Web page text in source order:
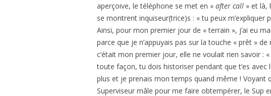
aperçoive, le téléphone se met en « after call » et là,
se montrent inquiseur(trice)s : « tu peux m’expliquer
Ainsi, pour mon premier jour de « terrain », j’ai eu
parce que je n’appuyais pas sur la touche « prêt »
c’était mon premier jour, elle ne voulait rien savoir :
toute façon, tu dois historiser pendant que t’es avec
plus et je prenais mon temps quand même ! Voyant
Superviseur mâle pour me faire obtempérer, le Sup